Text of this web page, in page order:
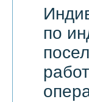
по